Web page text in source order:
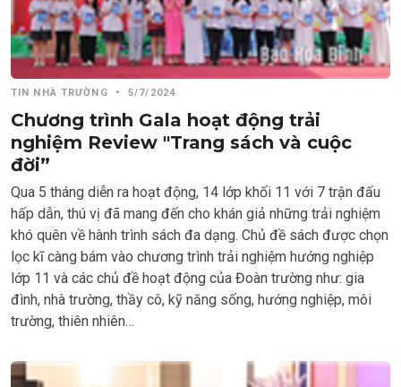
TIN NHÀ TRƯỜNG • 5/7/2024
Chương trình Gala hoạt động trải
nghiệm Review "Trang sách và cuộc
đời”
Qua 5 tháng diễn ra hoạt động, 14 lớp khối 11 với 7 trận đấu
hấp dẫn, thú vị đã mang đến cho khán giả những trải nghiệm
khó quên về hành trình sách đa dạng. Chủ đề sách được chọn
lọc kĩ càng bám vào chương trình trải nghiệm hướng nghiệp
lớp 11 và các chủ đề hoạt động của Đoàn trường như: gia
đình, nhà trường, thầy cô, kỹ năng sống, hướng nghiệp, môi
trường, thiên nhiên…